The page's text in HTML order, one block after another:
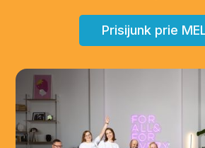
Prisijunk prie